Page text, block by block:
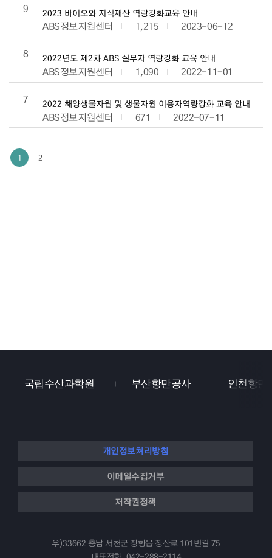
9
2023 바이오와 지식재산 역량강화교육 안내
ABS정보지원센터 1,215
2023-06-12
8
2022년도 제2차 ABS 실무자 역량강화 교육 안내
ABS정보지원센터 1,090
2022-11-01
7
2022 해양생물자원 및 생물자원 이용자역량강화 교육 안내
ABS정보지원센터 671 2022-07-11
1 2
국립수산과학원 부산항만공사 인천항만
개인정보처리방침
이메일수집거부
저작권정책
우)33662 충남 서천군 장항읍 장산로 101번길 75